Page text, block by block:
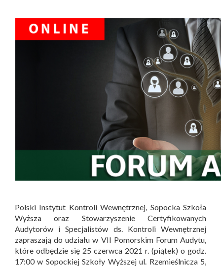
Polski Instytut Kontroli Wewnętrznej, Sopocka Szkoła
Wyższa oraz Stowarzyszenie Certyfikowanych
Audytorów i Specjalistów ds. Kontroli Wewnętrznej
zapraszają do udziału w VII Pomorskim Forum Audytu,
które odbędzie się 25 czerwca 2021 r. (piątek) o godz.
17:00 w Sopockiej Szkoły Wyższej ul. Rzemieślnicza 5,